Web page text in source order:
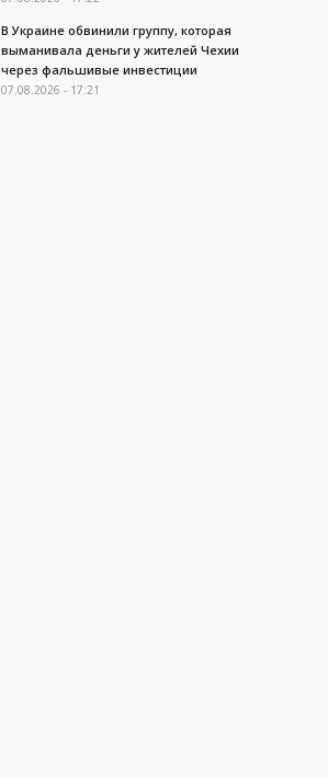
В Украине обвинили группу, которая
выманивала деньги у жителей Чехии
через фальшивые инвестиции
07.08.2026 - 17:21